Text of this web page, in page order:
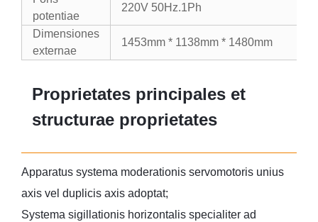
potentiae
220V 50Hz.1Ph
Dimensiones
externae
1453mm * 1138mm * 1480mm
Proprietates principales et
structurae proprietates
Apparatus systema moderationis servomotoris unius
axis vel duplicis axis adoptat;
Systema sigillationis horizontalis specialiter ad